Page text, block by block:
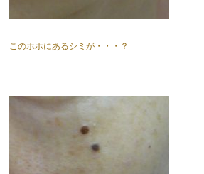
このホホにあるシミが・・・？